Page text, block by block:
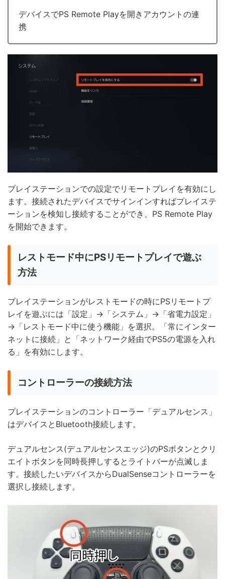
デバイスでPS Remote Playを開きアカウントの連
携
プレイステーションでの設定でリモートプレイを有効にし
ます。接続されたデバイスでサインインすればプレイステ
ーションを検知し接続することができ、PS Remote Play
を開始できます。
レストモード中にPSリモートプレイで遊ぶ
方法
プレイステーションがレストモードの時にPSリモートプ
レイを遊ぶには「設定」→「システム」→「省電力設定」
→「レストモード中に使う機能」を選択。「常にインター
ネットに接続」と「ネットワーク経由でPS5の電源を入れ
る」を有効にします。
コントローラーの接続方法
プレイステーションのコントローラー「デュアルセンス」
はデバイスとBluetooth接続します。
デュアルセンス(デュアルセンスエッジ)のPSボタンとクリ
エイトボタンを同時長押しするとライトバーが点滅しま
す。接続したいデバイスからDualSenseコントローラーを
選択し接続します。